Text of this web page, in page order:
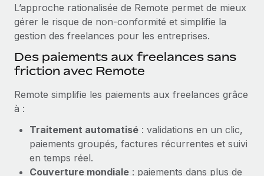
Comment Phiture gère ses 55 employés
répartis dans 19 pays grâce à Remote
Phiture, un leader notable du conseil en matière de
croissance mobile internationale, encourage les...
En savoir plus
L’approche rationalisée de Remote permet de mieux
gérer le risque de non‑conformité et simplifie la
gestion des freelances pour les entreprises.
Des paiements aux freelances sans
friction avec Remote
Remote simplifie les paiements aux freelances grâce
à :
Traitement automatisé : validations en un clic,
paiements groupés, factures récurrentes et suivi
en temps réel.
Couverture mondiale : paiements dans plus de